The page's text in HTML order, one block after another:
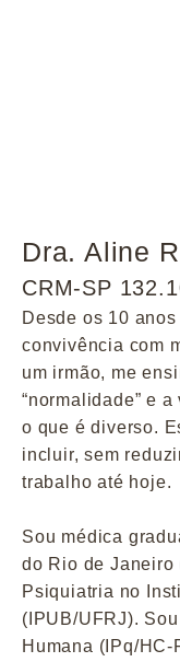
Dra. Aline
CRM-SP
Desde os 10
convivência com
um irmão, me
“normalidade” e
o que é diverso.
incluir, sem
trabalho até hoje.
Sou médica
do Rio de Janeiro
Psiquiatria no
(IPUB/UFRJ).
Humana (IPq/